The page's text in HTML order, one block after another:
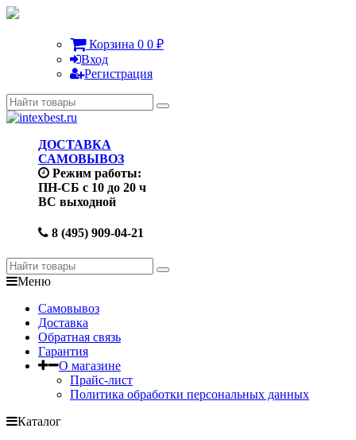
Корзина 0 0 ₽
Вход
Регистрация
ДОСТАВКА
САМОВЫВОЗ
Режим работы:
ПН-СБ с 10 до 20 ч
ВС выходной
8 (495) 909-04-21
Меню
Самовывоз
Доставка
Обратная связь
Гарантия
О магазине
Прайс-лист
Политика обработки персональных данных
Каталог